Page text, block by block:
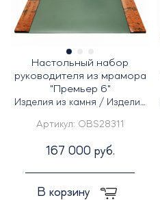
Настольный набор
руководителя из мрамора
"Премьер 6"
Изделия из камня / Изделия
Артикул: OBS28311
167 000 руб.
В корзину